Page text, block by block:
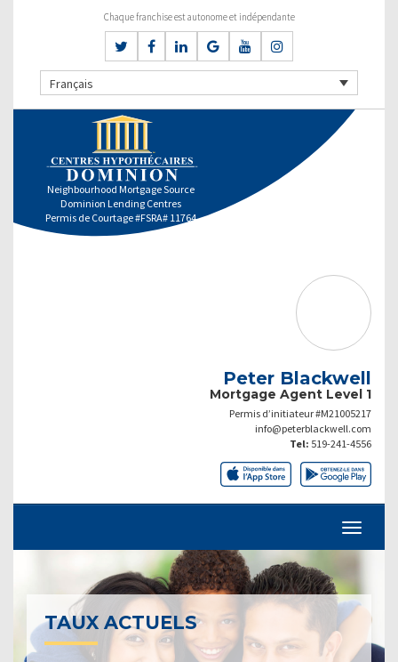
Chaque franchise est autonome et indépendante
Français
Neighbourhood Mortgage Source
Dominion Lending Centres
Permis de Courtage #FSRA# 11764
Peter Blackwell
Mortgage Agent Level 1
Permis d’initiateur #M21005217
info@peterblackwell.com
Tel: 519-241-4556
TAUX ACTUELS